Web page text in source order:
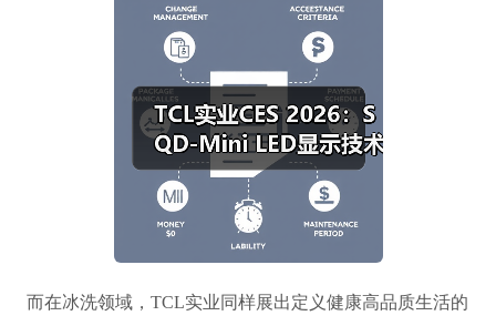
而在冰洗领域，TCL实业同样展出定义健康高品质生活的